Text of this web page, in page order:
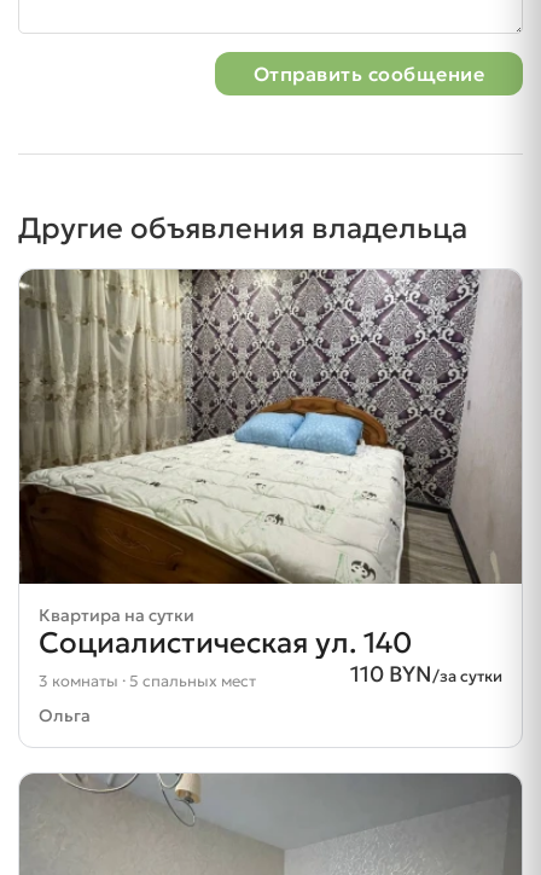
Отправить сообщение
Другие объявления владельца
Квартира на сутки
Социалистическая ул. 140
110 BYN/за сутки
3 комнаты · 5 спальных мест
Ольга